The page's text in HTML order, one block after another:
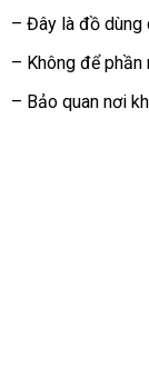
– Đây là đồ dùng
– Không ở
để phần
– Bảo quan nơi